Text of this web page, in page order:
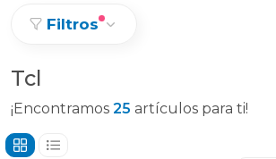
Filtros
Tcl
¡Encontramos 25 artículos para ti!